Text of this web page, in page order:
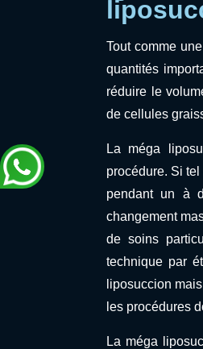
Tout comme
quantités
réduire le
de cellules
La méga
procédure. Si
pendant un à
changement
de soins
technique par
liposuccion
les procédures
La méga